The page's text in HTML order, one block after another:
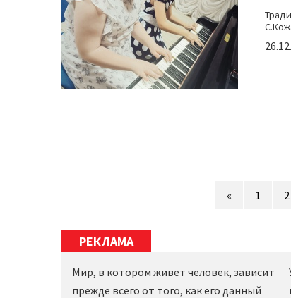
« 1 2
РЕКЛАМА
Мир, в котором живет человек, зависит
прежде всего от того, как его данный